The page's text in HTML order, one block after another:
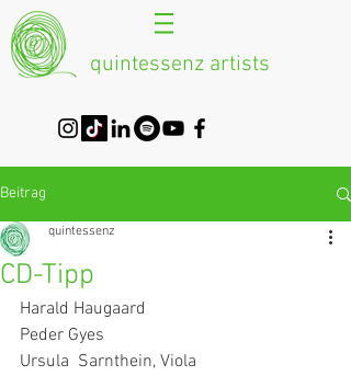
quintessenz artists
Beitrag
CD-Tipp
quintessenz
Harald Haugaard
Peder Gyes
Ursula  Sarnthein, Viola